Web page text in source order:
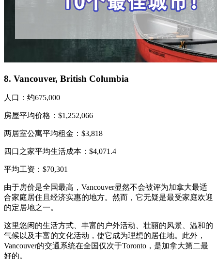
8. Vancouver, British Columbia
人口：约675,000
房屋平均价格：$1,252,066
两居室公寓平均租金：$3,818
四口之家平均生活成本：$4,071.4
平均工资：$70,301
由于房价是全国最高，Vancouver显然不会被评为加拿大最适
合家庭居住且经济实惠的地方。然而，它无疑是最受家庭欢迎
的定居地之一。
这里悠闲的生活方式、丰富的户外活动、壮丽的风景、温和的
气候以及丰富的文化活动，使它成为理想的居住地。此外，
Vancouver的交通系统在全国仅次于Toronto，是加拿大第二最
好的。